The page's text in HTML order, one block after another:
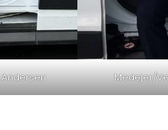
Medejer/